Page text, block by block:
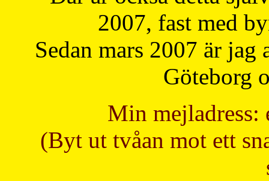
2007, fast med
Sedan mars 2007 är
Göteborg
Min mejladress:
(Byt ut tvåan mot ett